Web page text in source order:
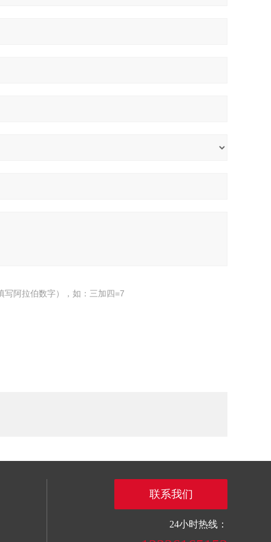
写阿拉伯数字），如：三加四=7
联系我们
24小时热线：